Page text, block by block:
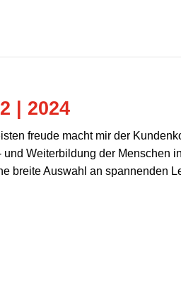
| 2024
freude macht mir der
und Weiterbildung der Menschen
breite Auswahl an spannenden